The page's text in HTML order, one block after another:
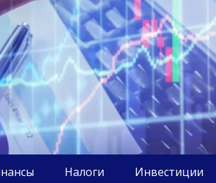
Налоги Инвестиции